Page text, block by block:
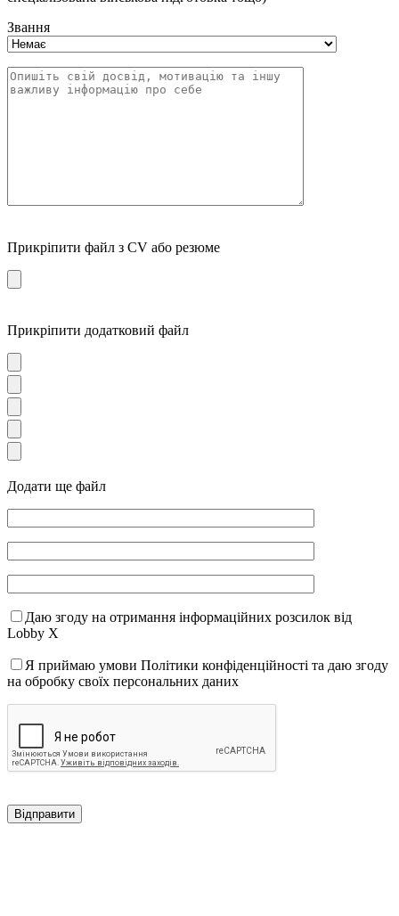
Звання
Прикріпити файл з CV або резюме
Прикріпити додатковий файл
Додати ще файл
Даю згоду на отримання інформаційних розсилок від
Lobby X
Я приймаю умови Політики конфіденційності та даю згоду
на обробку своїх персональних даних